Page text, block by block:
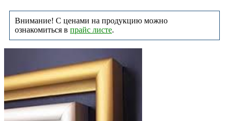
Внимание! С ценами на продукцию можно
ознакомиться в прайс листе.